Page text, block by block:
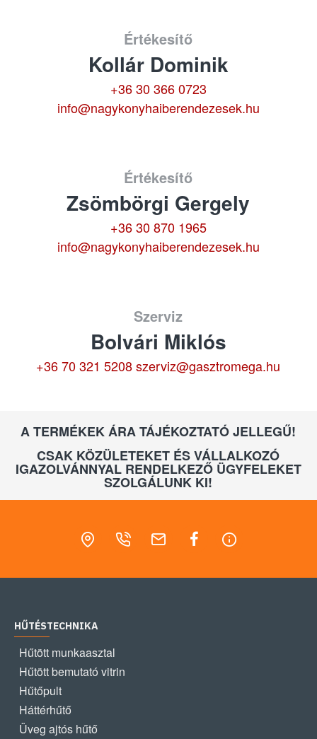
Értékesítő
Kollár Dominik
+36 30 366 0723
info@nagykonyhaiberendezesek.hu
Értékesítő
Zsömbörgi Gergely
+36 30 870 1965
info@nagykonyhaiberendezesek.hu
Szerviz
Bolvári Miklós
+36 70 321 5208 szerviz@gasztromega.hu
A TERMÉKEK ÁRA TÁJÉKOZTATÓ JELLEGŰ!
CSAK KÖZÜLETEKET ÉS VÁLLALKOZÓ
IGAZOLVÁNNYAL RENDELKEZŐ ÜGYFELEKET
SZOLGÁLUNK KI!
HŰTÉSTECHNIKA
Hűtött munkaasztal
Hűtött bemutató vitrin
Hűtőpult
Háttérhűtő
Üveg ajtós hűtő